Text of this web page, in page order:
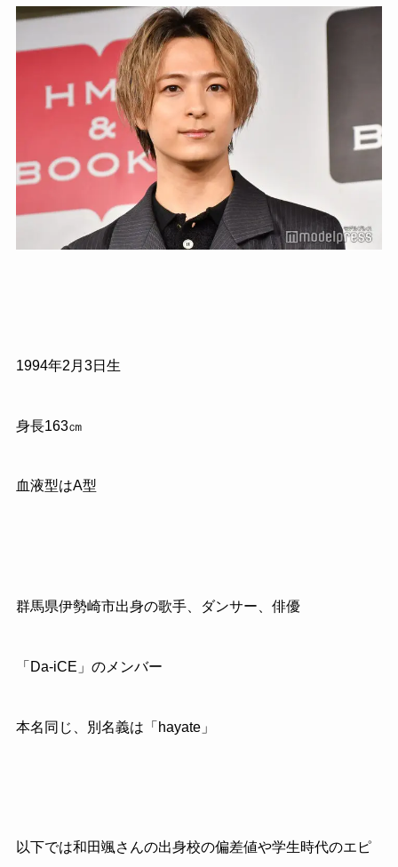
1994年2月3日生
身長163㎝
血液型はA型
群馬県伊勢崎市出身の歌手、ダンサー、俳優
「Da-iCE」のメンバー
本名同じ、別名義は「hayate」
以下では和田颯さんの出身校の偏差値や学生時代のエピ